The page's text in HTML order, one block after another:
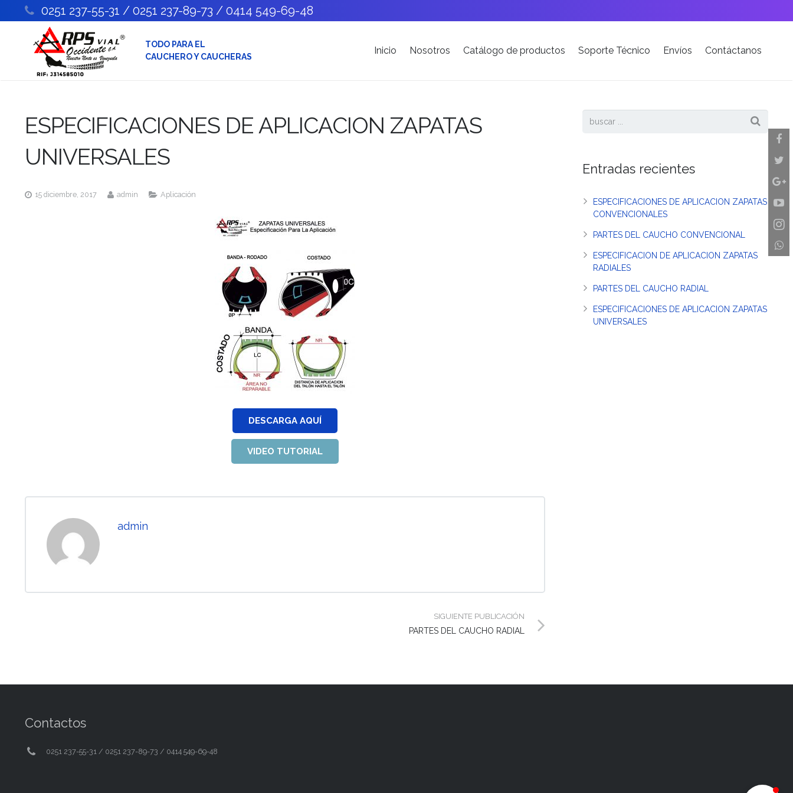
0251 237-55-31 / 0251 237-89-73 / 0414 549-69-48
TODO PARA EL
CAUCHERO Y CAUCHERAS
Inicio Nosotros Catálogo de productos Soporte Técnico Envíos Contáctanos
ESPECIFICACIONES DE APLICACION ZAPATAS
UNIVERSALES
15 diciembre, 2017 admin Aplicación
DESCARGA AQUÍ
VIDEO TUTORIAL
admin
SIGUIENTE PUBLICACIÓN
PARTES DEL CAUCHO RADIAL
Entradas recientes
ESPECIFICACIONES DE APLICACION ZAPATAS
CONVENCIONALES
PARTES DEL CAUCHO CONVENCIONAL
ESPECIFICACION DE APLICACION ZAPATAS
RADIALES
PARTES DEL CAUCHO RADIAL
ESPECIFICACIONES DE APLICACION ZAPATAS
UNIVERSALES
Contactos
0251 237-55-31 / 0251 237-89-73 / 0414 549-69-48